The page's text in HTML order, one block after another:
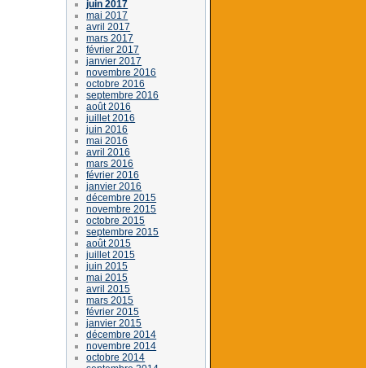
juin 2017
mai 2017
avril 2017
mars 2017
février 2017
janvier 2017
novembre 2016
octobre 2016
septembre 2016
août 2016
juillet 2016
juin 2016
mai 2016
avril 2016
mars 2016
février 2016
janvier 2016
décembre 2015
novembre 2015
octobre 2015
septembre 2015
août 2015
juillet 2015
juin 2015
mai 2015
avril 2015
mars 2015
février 2015
janvier 2015
décembre 2014
novembre 2014
octobre 2014